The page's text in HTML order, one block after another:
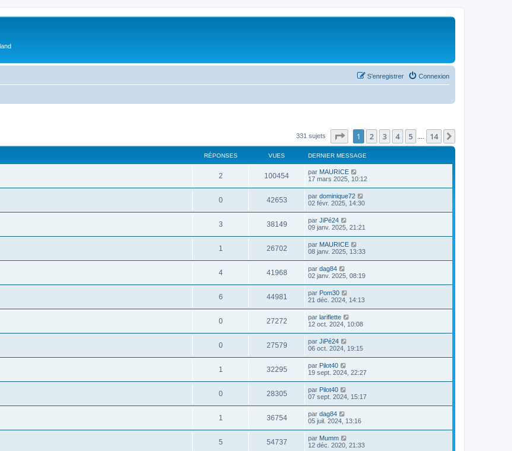
Connexion
S’enregistrer
331 sujets Page sur14
1 2 3 4 5 14
RÉPONSES VUES DERNIER MESSAGE
2 100454 par MAURICE
17 mars 2025, 10:12
0 42653 par dominique72
02 févr. 2025, 14:30
3 38149 par JiPé24
09 janv. 2025, 21:21
1 26702 par MAURICE
08 janv. 2025, 13:33
4 41968 par dag84
02 janv. 2025, 08:19
6 44981 par Pom30
21 déc. 2024, 14:13
0 27272 par lariflette
12 oct. 2024, 10:08
0 27579 par JiPé24
06 oct. 2024, 19:15
1 32295 par Pilot40
19 sept. 2024, 22:27
0 28305 par Pilot40
07 sept. 2024, 15:17
1 36754 par dag84
05 juil. 2024, 13:16
5 54737 par Mumm
12 déc. 2020, 21:33